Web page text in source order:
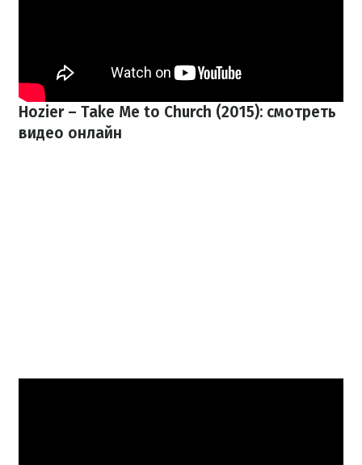
Hozier – Take Me to Church (2015): смотреть
видео онлайн